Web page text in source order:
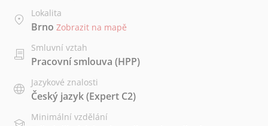
Lokalita
Brno Zobrazit na mapě
Smluvní vztah
Pracovní smlouva (HPP)
Jazykové znalosti
Český jazyk(Expert C2)
Minimální vzdělání